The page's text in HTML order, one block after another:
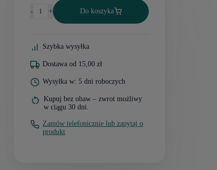
- + Do koszyka
Szybka wysyłka
Dostawa od 15,00 zł
Wysyłka w: 5 dni roboczych
Kupuj bez obaw – zwrot możliwy
w ciągu 30 dni.
Zamów telefonicznie lub zapytaj o
produkt